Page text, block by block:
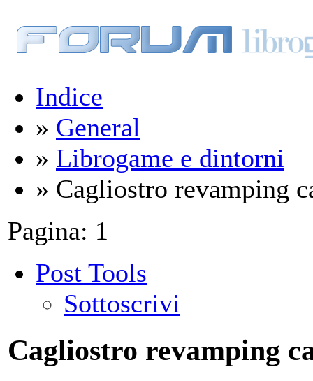
Indice
» General
» Librogame e dintorni
» Cagliostro revamping
Pagina: 1
Post Tools
Sottoscrivi
Cagliostro revamping